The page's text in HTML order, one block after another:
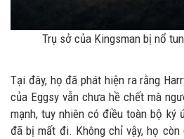
Trụ sở của Kingsman bị nổ
Tại đây, họ đã phát hiện ra rằng
của Eggsy vẫn chưa hề chết mà
mạnh, tuy nhiên có điều toàn bộ ký
đã bị mất đi. Không chỉ vậy, họ còn